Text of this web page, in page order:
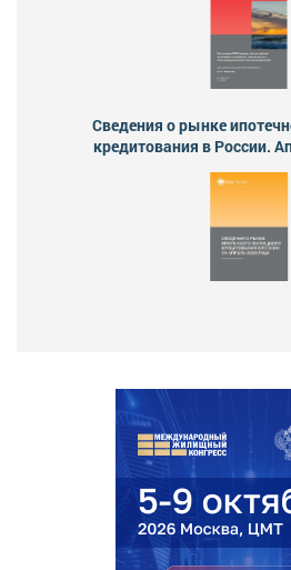
Сведения о рынке
кредитования в России.